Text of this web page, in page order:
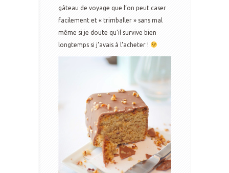
gâteau de voyage que l’on peut caser
facilement et « trimballer » sans mal
même si je doute qu’il survive bien
longtemps si j’avais à l’acheter !